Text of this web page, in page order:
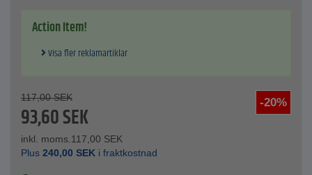
Mått bas - 22x22 cm
Action Item!
Visa fler reklamartiklar
-20%
117,00 SEK
93,60SEK
inkl. moms.117,00 SEK
Plus 240,00 SEK i fraktkostnad